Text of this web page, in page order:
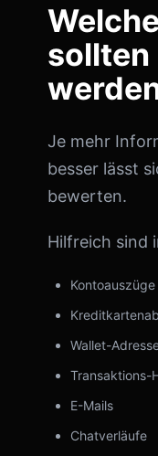
Je mehr
besser lässt
bewerten.
Hilfreich sind
Kontoauszüge
Wallet-
Transaktions-
E-Mails
Chatverläufe